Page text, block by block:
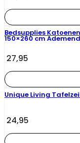
Bedsupplies
150×260 cm
27,95
Unique Living
24,95